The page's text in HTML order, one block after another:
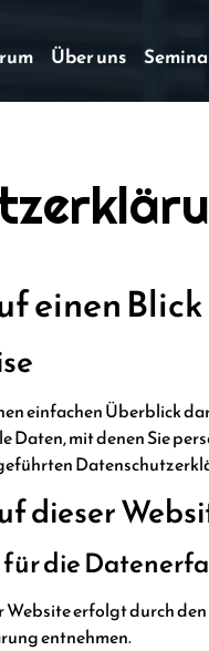
Über uns
einen Blick
einfachen Überblick
Daten, mit denen Sie
dieser
die
erfolgt durch
entnehmen.